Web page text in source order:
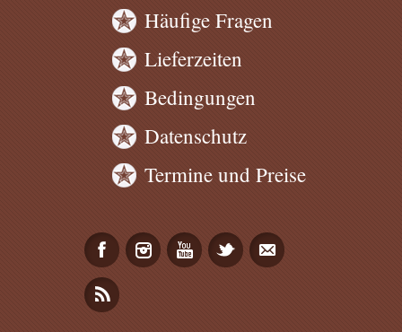
Häufige Fragen
Lieferzeiten
Bedingungen
Datenschutz
Termine und Preise